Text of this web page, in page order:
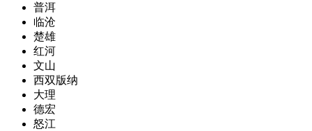
普洱
临沧
楚雄
红河
文山
西双版纳
大理
德宏
怒江